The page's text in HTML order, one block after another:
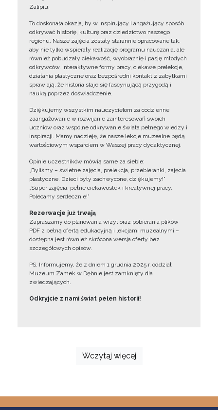
Zalipiu.
To doskonała okazja, by w inspirujący i angażujący sposób
odkrywać historię, kulturę oraz dziedzictwo naszego
regionu. Nasze zajęcia zostały starannie opracowane tak,
aby nie tylko wspierały realizację programu nauczania, ale
również pobudzały ciekawość, wyobraźnię i pasję młodych
odkrywców. Interaktywne formy pracy, ciekawe prelekcje,
działania plastyczne oraz bezpośredni kontakt z zabytkami
sprawiają, że historia staje się fascynującą przygodą i
nauką poprzez doświadczenie.
Dziękujemy wszystkim nauczycielom za codzienne
zaangażowanie w rozwijanie zainteresowań swoich
uczniów oraz wspólne odkrywanie świata pełnego wiedzy i
inspiracji. Mamy nadzieję, że nasze lekcje muzealne będą
wartościowym wsparciem w Waszej pracy dydaktycznej.
Opinie uczestników mówią same za siebie:
„Byliśmy – świetne zajęcia, prelekcja, przebieranki, zajęcia
plastyczne. Dzieci były zachwycone, dziękujemy!”
„Super zajęcia, pełne ciekawostek i kreatywnej pracy.
Polecamy serdecznie!”
Rezerwacje już trwają
Zapraszamy do planowania wizyt oraz pobierania plików
PDF z pełną ofertą edukacyjną i lekcjami muzealnymi –
dostępna jest również skrócona wersja oferty bez
szczegółowych opisów.
PS. Informujemy, że z dniem 1 grudnia 2025 r. oddział
Muzeum Zamek w Dębnie jest zamknięty dla
zwiedzających.
Odkryjcie z nami świat pełen historii!
Wczytaj więcej